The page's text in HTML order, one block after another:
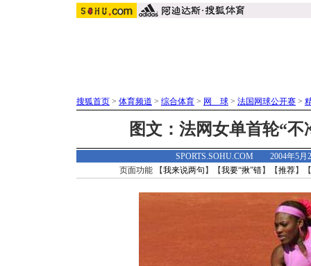
搜狐首页 > 体育频道 > 综合体育 > 网 球 > 法国网球公开赛 >
图文：法网女单首轮“不
SPORTS.SOHU.COM 2004年5
页面功能 【我来说两句 】【我要“揪”错】【推荐】